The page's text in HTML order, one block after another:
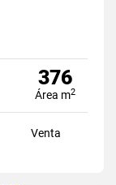
376
Área m2
Venta